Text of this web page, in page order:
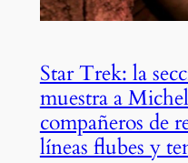
Star Trek: la
muestra a
compañeros de
líneas flubes y